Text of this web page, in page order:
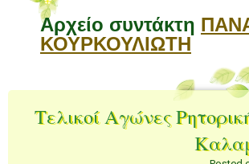
Αρχείο συντάκτη
ΚΟΥΡΚΟΥΛΙΩΤΗ
Τελικοί Αγώνες